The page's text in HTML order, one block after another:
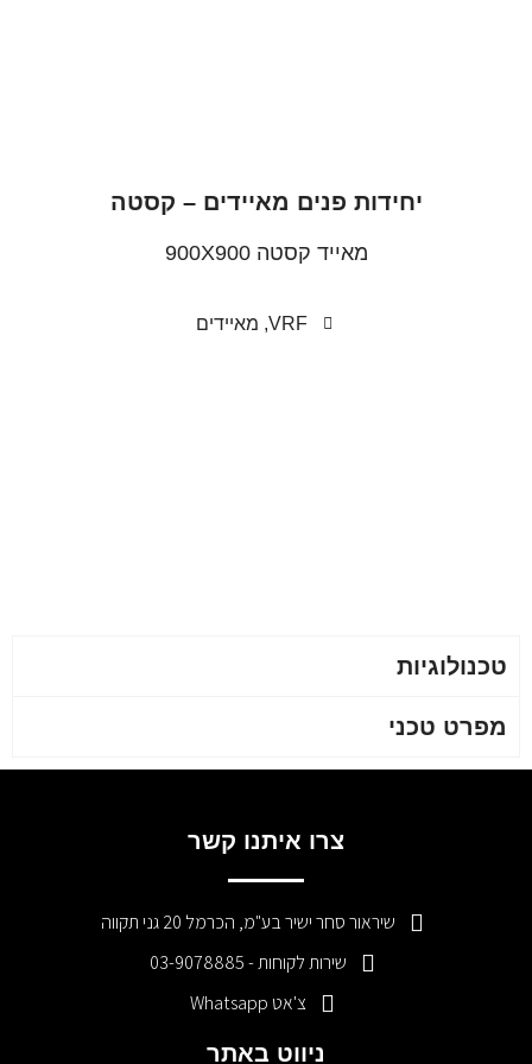
יחידות פנים מאיידים – קסטה
מאייד קסטה 900X900
VRF
, מאיידים
טכנולוגיות
מפרט טכני
צרו איתנו קשר
שיראור סחר ישיר בע"מ, הכרמל 20 גני תקווה
שירות לקוחות - 03-9078885
צ'אט Whatsapp
ניווט באתר